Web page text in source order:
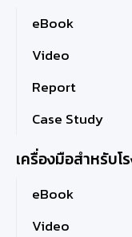
eBook
Video
Report
Case Study
เครื่องมือสำหรับโ
eBook
Video